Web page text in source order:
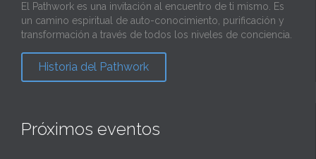
El Pathwork es una invitación al encuentro de ti mismo. Es
un camino espiritual de auto-conocimiento, purificación y
transformación a través de todos los niveles de conciencia.
Historia del Pathwork
Próximos eventos